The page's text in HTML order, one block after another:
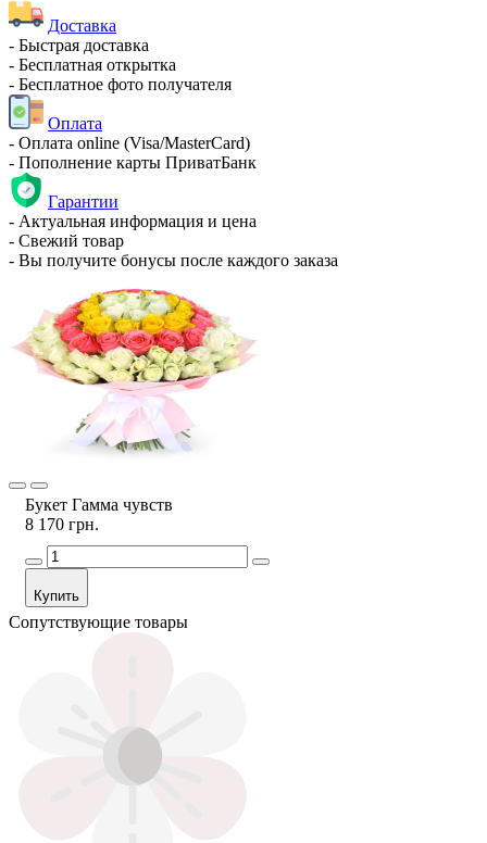
Доставка
- Быстрая доставка
- Бесплатная открытка
- Бесплатное фото получателя
Оплата
- Оплата online (Visa/MasterCard)
- Пополнение карты ПриватБанк
Гарантии
- Актуальная информация и цена
- Свежий товар
- Вы получите бонусы после каждого заказа
Букет Гамма чувств
8 170 грн.
Купить
Сопутствующие товары